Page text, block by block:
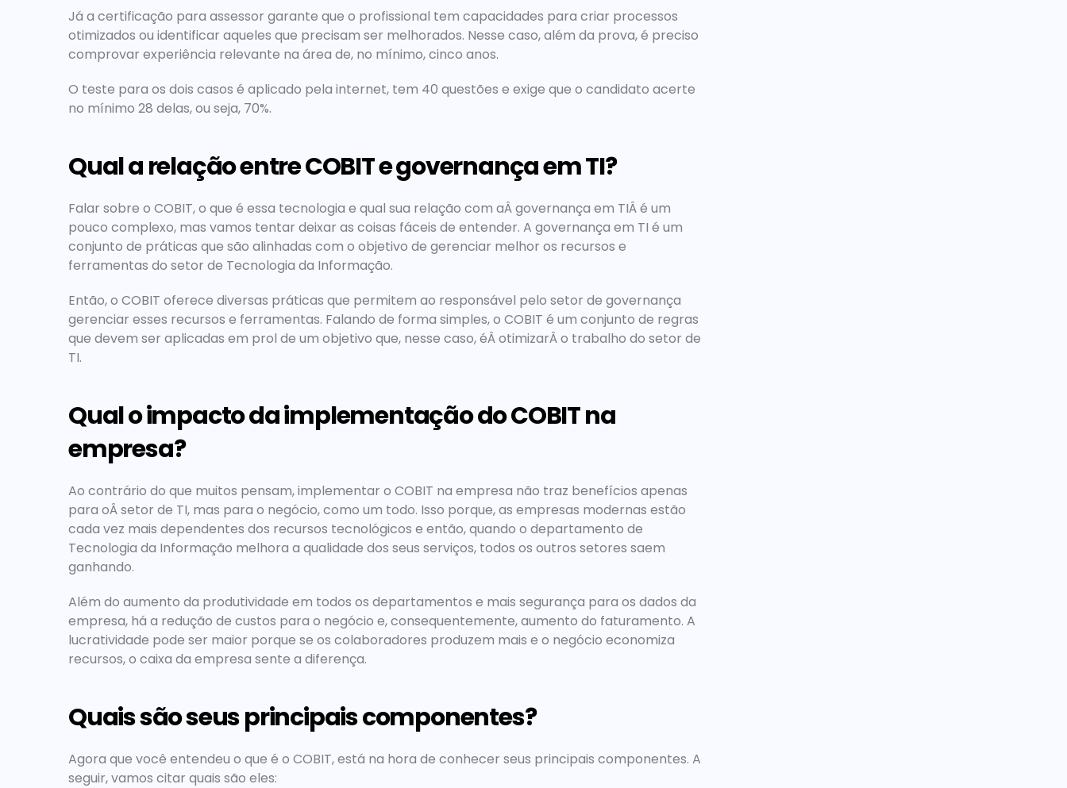
Já a certificação para assessor garante que o profissional tem capacidades para criar processos
otimizados ou identificar aqueles que precisam ser melhorados. Nesse caso, além da prova, é preciso
comprovar experiência relevante na área de, no mínimo, cinco anos.
O teste para os dois casos é aplicado pela internet, tem 40 questões e exige que o candidato acerte
no mínimo 28 delas, ou seja, 70%.
Qual a relação entre COBIT e governança em TI?
Falar sobre o COBIT, o que é essa tecnologia e qual sua relação com aÂ governança em TIÂ é um
pouco complexo, mas vamos tentar deixar as coisas fáceis de entender. A governança em TI é um
conjunto de práticas que são alinhadas com o objetivo de gerenciar melhor os recursos e
ferramentas do setor de Tecnologia da Informação.
Então, o COBIT oferece diversas práticas que permitem ao responsável pelo setor de governança
gerenciar esses recursos e ferramentas. Falando de forma simples, o COBIT é um conjunto de regras
que devem ser aplicadas em prol de um objetivo que, nesse caso, éÂ otimizarÂ o trabalho do setor de
TI.
Qual o impacto da implementação do COBIT na
empresa?
Ao contrário do que muitos pensam, implementar o COBIT na empresa não traz benefícios apenas
para oÂ setor de TI, mas para o negócio, como um todo. Isso porque, as empresas modernas estão
cada vez mais dependentes dos recursos tecnológicos e então, quando o departamento de
Tecnologia da Informação melhora a qualidade dos seus serviços, todos os outros setores saem
ganhando.
Além do aumento da produtividade em todos os departamentos e mais segurança para os dados da
empresa, há a redução de custos para o negócio e, consequentemente, aumento do faturamento. A
lucratividade pode ser maior porque se os colaboradores produzem mais e o negócio economiza
recursos, o caixa da empresa sente a diferença.
Quais são seus principais componentes?
Agora que você entendeu o que é o COBIT, está na hora de conhecer seus principais componentes. A
seguir, vamos citar quais são eles: